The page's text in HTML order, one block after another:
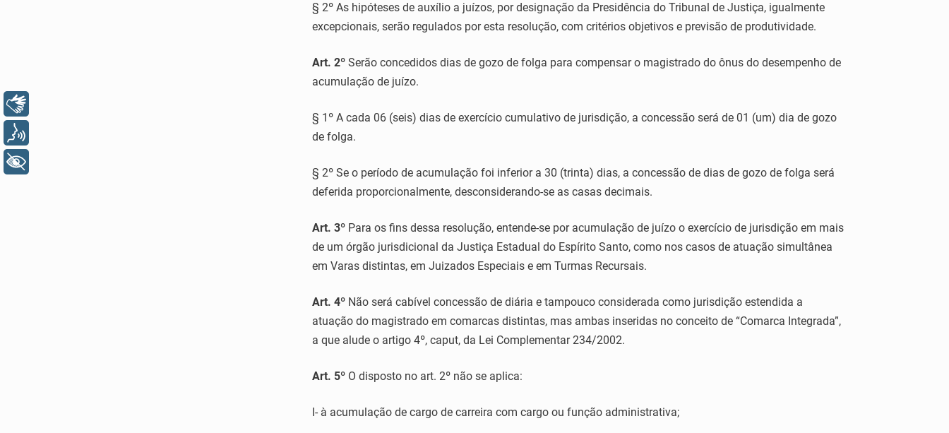
§ 2º As hipóteses de auxílio a juízos, por designação da Presidência do Tribunal de Justiça, igualmente
excepcionais, serão regulados por esta resolução, com critérios objetivos e previsão de produtividade.
Art. 2º Serão concedidos dias de gozo de folga para compensar o magistrado do ônus do desempenho de
acumulação de juízo.
§ 1º A cada 06 (seis) dias de exercício cumulativo de jurisdição, a concessão será de 01 (um) dia de gozo
de folga.
§ 2º Se o período de acumulação foi inferior a 30 (trinta) dias, a concessão de dias de gozo de folga será
deferida proporcionalmente, desconsiderando-se as casas decimais.
Art. 3º Para os fins dessa resolução, entende-se por acumulação de juízo o exercício de jurisdição em mais
de um órgão jurisdicional da Justiça Estadual do Espírito Santo, como nos casos de atuação simultânea
em Varas distintas, em Juizados Especiais e em Turmas Recursais.
Art. 4º Não será cabível concessão de diária e tampouco considerada como jurisdição estendida a
atuação do magistrado em comarcas distintas, mas ambas inseridas no conceito de “Comarca Integrada”,
a que alude o artigo 4º, caput, da Lei Complementar 234/2002.
Art. 5º O disposto no art. 2º não se aplica:
I- à acumulação de cargo de carreira com cargo ou função administrativa;